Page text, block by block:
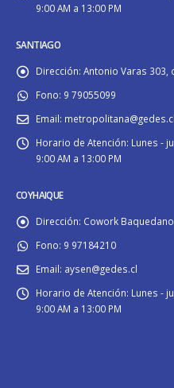
9:00 AM a 13:00 PM
SANTIAGO
Dirección: Antonio Varas 303,
Fono: 9 79055099
Email: metropolitana@gedes.cl
Horario de Atención: Lunes -
9:00 AM a 13:00 PM
COYHAIQUE
Dirección: Cowork
Fono: 9 97184210
Email: aysen@gedes.cl
Horario de Atención: Lunes -
9:00 AM a 13:00 PM